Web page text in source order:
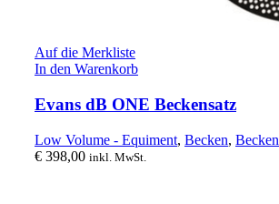
Auf die Merkliste
In den Warenkorb
Evans dB ONE Beckensatz
Low Volume - Equiment, Becken, Becken
€ 398,00 inkl. MwSt.